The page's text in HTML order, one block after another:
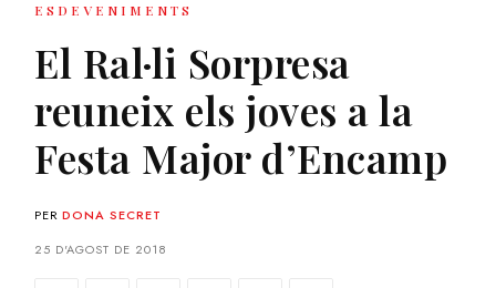
ESDEVENIMENTS
El Ral·li Sorpresa
reuneix els joves a la
Festa Major d’Encamp
PER DONA SECRET
25 D'AGOST DE 2018